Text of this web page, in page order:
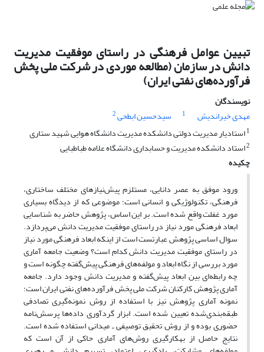
تبیین عوامل فرهنگی در راستای موفقیت مدیریت
دانش در سازمان (مطالعه موردی در شرکت ملی پخش
فرآورده‌های نفتی ایران)
نویسندگان
مهدی خیراندیش
1 سیدحسین ابطحی2
1استادیار مدیریت دولتی دانشکده مدیریت دانشگاه هوایی شهید ستاری
2استاد دانشکده مدیریت و حسابداری دانشگاه علامه طباطبایی
چکیده
ورود موفق به عصر دانایی، مستلزم پیش‌نیازهای مختلف ساختاری،
فرهنگی، تکنولوژیکی و انسانی است؛ موضوعی که از دیدگاه بسیاری
مورد غفلت واقع شده است. بر این اساس، پژوهش حاضر به شناسایی
ابعاد فرهنگی مورد نیاز در راستای موفقیت مدیریت دانش می‌پردازد.
سوال اساسی پژوهش عبارتست است از اینکه ابعاد فرهنگی مورد نیاز
در راستای موفقیت مدیریت دانش کدام است؟ وضعیت جامعه آماری
مورد بررسی از نگاه ابعاد و مولفه‌های فرهنگی پیش‌گفته چگونه است و
چه رابطه‌ای بین ابعاد پیش‌گفته و مدیریت دانش وجود دارد. جامعه
آماری پژوهش کارکنان شرکت ملی پخش فرآورده‌های نفتی ایران است؛
نمونه آماری پژوهش نیز با استفاده از روش نمونه‌گیری تصادفی
طبقه‌بندی‌شده تعیین شده است. ابزار گردآوری داده‌ها پرسش‌نامه
حضوری بوده و از روش تحقیق توصیفی ـ میدانی استفاده شده است.
نتایج حاصل از بهکارگیری روش‌های آماری حاکی از آن است که